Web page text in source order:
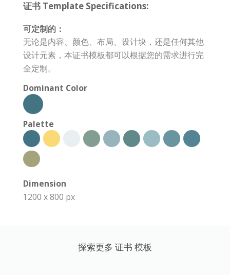
证书 Template Specifications:
可定制的：
无论是内容、颜色、布局、设计块，还是任何其他
设计元素，本证书模板都可以根据您的需求进行完
全定制。
Dominant Color
Palette
Dimension
1200 x 800 px
探索更多 证书 模板